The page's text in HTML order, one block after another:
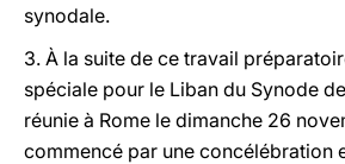
synodale.
3. À la suite de ce travail
spéciale pour le Liban du Synode
réunie à Rome le dimanche 26
commencé par une concélébration